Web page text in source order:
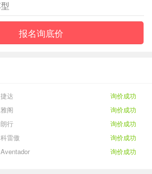
报名询底价
捷达
询价成功
雅阁
询价成功
朗行
询价成功
科雷傲
询价成功
Aventador
询价成功